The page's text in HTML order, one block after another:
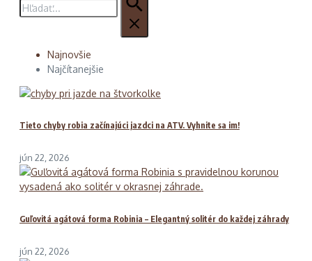
Najnovšie
Najčítanejšie
Tieto chyby robia začínajúci jazdci na ATV. Vyhnite sa im!
jún 22, 2026
Guľovitá agátová forma Robinia – Elegantný solitér do každej záhrady
jún 22, 2026